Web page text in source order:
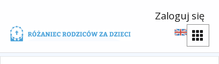
Zaloguj się